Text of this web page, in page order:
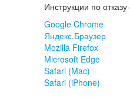
Инструкции по
Google Chrome
Яндекс.Браузер
Mozilla Firefox
Microsoft Edge
Safari (Mac)
Safari (iPhone)